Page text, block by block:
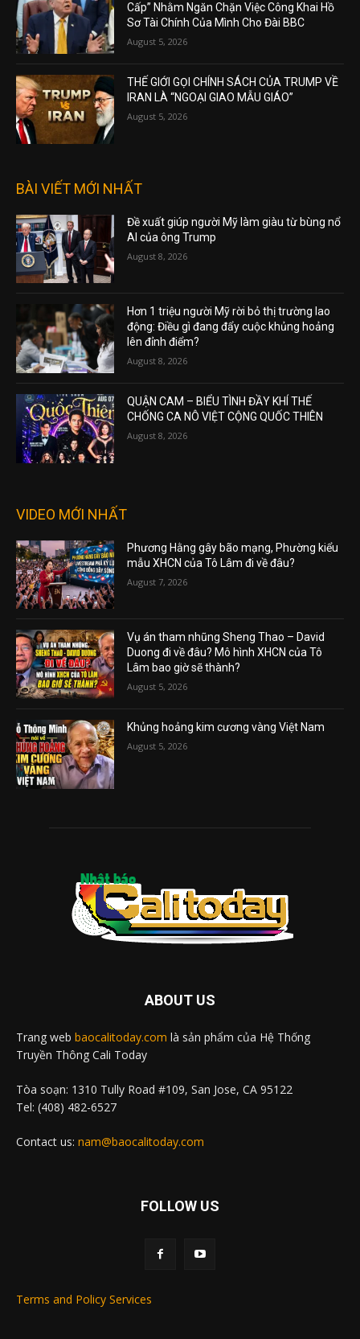
Cấp” Nhằm Ngăn Chặn Việc Công Khai Hồ
Sơ Tài Chính Của Mình Cho Đài BBC
August 5, 2026
THẾ GIỚI GỌI CHÍNH SÁCH CỦA TRUMP VỀ
IRAN LÀ “NGOẠI GIAO MẪU GIÁO”
August 5, 2026
BÀI VIẾT MỚI NHẤT
Đề xuất giúp người Mỹ làm giàu từ bùng nổ
AI của ông Trump
August 8, 2026
Hơn 1 triệu người Mỹ rời bỏ thị trường lao
động: Điều gì đang đẩy cuộc khủng hoảng
lên đỉnh điểm?
August 8, 2026
QUẬN CAM – BIỂU TÌNH ĐẦY KHÍ THẾ
CHỐNG CA NÔ VIỆT CỘNG QUỐC THIÊN
August 8, 2026
VIDEO MỚI NHẤT
Phương Hằng gây bão mạng, Phường kiểu
mẫu XHCN của Tô Lâm đi về đâu?
August 7, 2026
Vụ án tham nhũng Sheng Thao – David
Duong đi về đâu? Mô hình XHCN của Tô
Lâm bao giờ sẽ thành?
August 5, 2026
Khủng hoảng kim cương vàng Việt Nam
August 5, 2026
ABOUT US
Trang web baocalitoday.com là sản phẩm của Hệ Thống
Truyền Thông Cali Today
Tòa soạn: 1310 Tully Road #109, San Jose, CA 95122
Tel: (408) 482-6527
Contact us: nam@baocalitoday.com
FOLLOW US
Terms and Policy Services